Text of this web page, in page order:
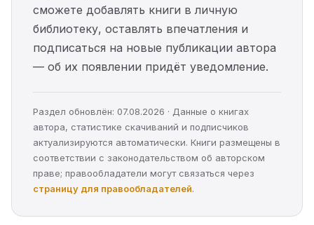
сможете добавлять книги в личную
библиотеку, оставлять впечатления и
подписаться на новые публикации автора
— об их появлении придёт уведомление.
Раздел обновлён: 07.08.2026 · Данные о книгах
автора, статистике скачиваний и подписчиков
актуализируются автоматически. Книги размещены в
соответствии с законодательством об авторском
праве; правообладатели могут связаться через
страницу для правообладателей.